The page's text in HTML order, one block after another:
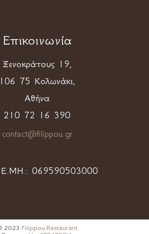
Επικοινωνία
Ξενοκράτους 19,
106 75 Κολωνάκι,
Αθήνα
210 72 16 390
contact@filippou.gr
069590503000
2023 Filippou Restaurant